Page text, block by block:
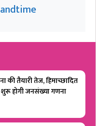
की तैयारी तेज, हिमाच्छादित
शुरू होगी जनसंख्या गणना